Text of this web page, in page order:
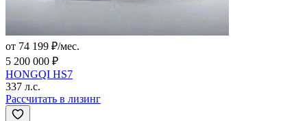
от 74 199 ₽/мес.
5 200 000 ₽
HONGQI HS7
337 л.с.
Рассчитать в лизинг